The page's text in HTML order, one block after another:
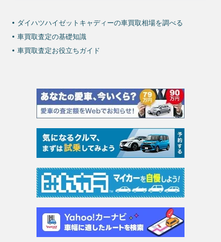
ダイハツハイゼットキャディーの車買取相場を調べる
車買取査定の基礎知識
車買取査定お役立ちガイド